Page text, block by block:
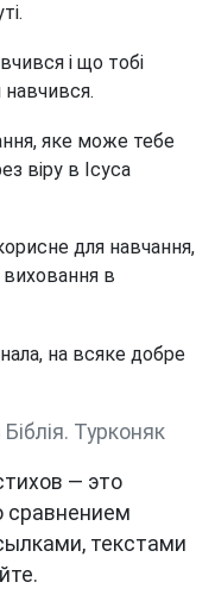
і що тобі
навчився.
яке може тебе
віру в Ісуса
для навчання,
в
на всяке добре
Турконяк
— это
сравнением
текстами